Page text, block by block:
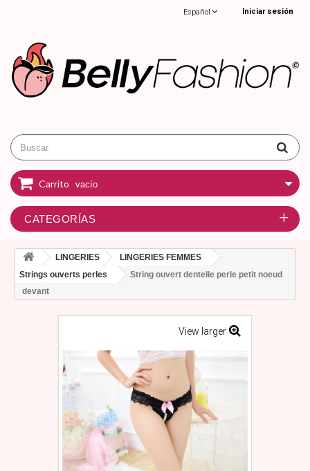
Iniciar sesión
Español
Carrito vacío
CATEGORÍAS
LINGERIES
LINGERIES FEMMES
Strings ouverts perles
String ouvert dentelle perle petit noeud
devant
View larger